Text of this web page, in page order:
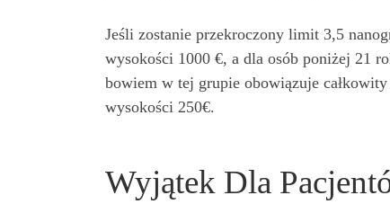
Jeśli zostanie przekroczony limit 3,5
wysokości 1000 €, a dla osób poniżej 21
bowiem w tej grupie obowiązuje
wysokości 250€.
Wyjątek Dla